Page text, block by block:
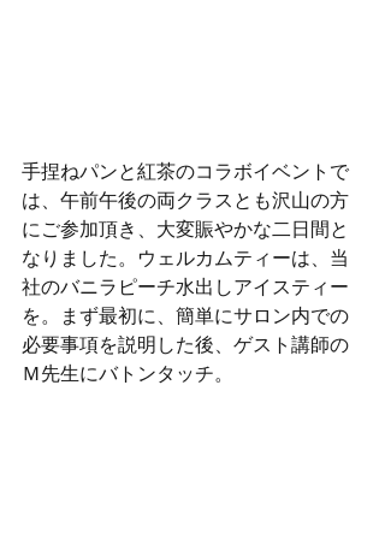
手捏ねパンと紅茶のコラボイベントで
は、午前午後の両クラスとも沢山の方
にご参加頂き、大変賑やかな二日間と
なりました。ウェルカムティーは、当
社のバニラピーチ水出しアイスティー
を。まず最初に、簡単にサロン内での
必要事項を説明した後、ゲスト講師の
Ｍ先生にバトンタッチ。